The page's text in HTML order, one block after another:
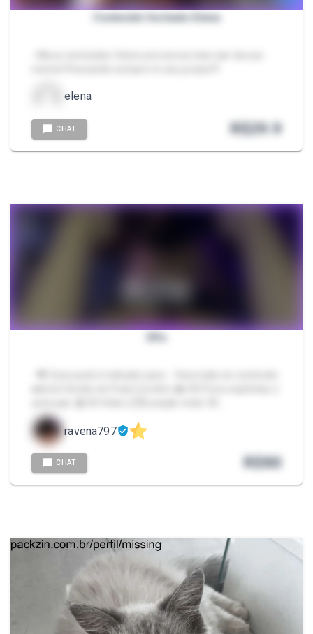
Conteúdo fechado Elena
elena
CHAT R$29.9
ravena797
CHAT R$80